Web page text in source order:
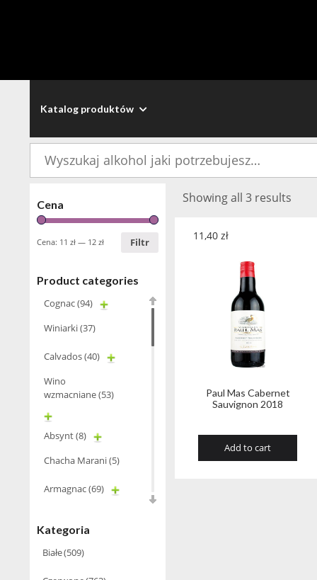
Katalog produktów
Cena
Filtr
Cena: 11 zł — 12 zł
Product categories
Cognac(94)
Winiarki(37)
Calvados(40)
Wino
wzmacniane(53)
Absynt(8)
Chacha Marani(5)
Armagnac(69)
Pastis(3)
Kategoria
Białe(509)
Showing all 3 results
Paul Mas Cabernet
Sauvignon 2018
11,40 zł
Add to cart